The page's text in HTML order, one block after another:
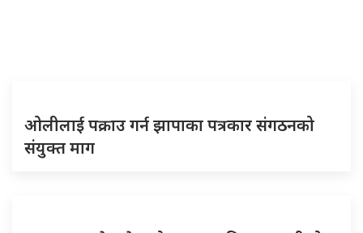
ओलीलाई पक्राउ गर्न झापाका पत्रकार संगठनको
संयुक्त माग